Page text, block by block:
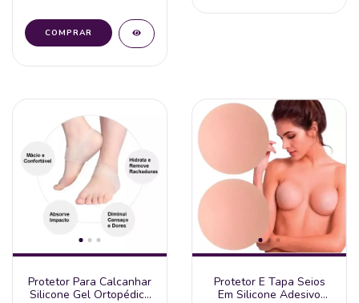
Protetor Para Calcanhar
Silicone Gel Ortopédica
Protetor E Tapa Seios
Em Silicone Adesivo